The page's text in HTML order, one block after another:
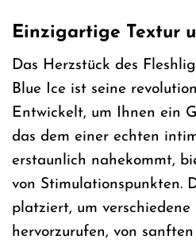
Einzigartige Textur
Das Herzstück des
Blue Ice ist seine
Entwickelt, um Ihnen ein
das dem einer echten
erstaunlich nahekommt,
von Stimulationspunkten.
platziert, um verschiedene
hervorzurufen, von